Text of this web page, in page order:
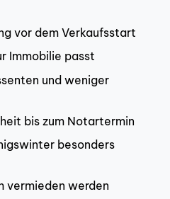
vor dem Verkaufsstart
Immobilie passt
und weniger
bis zum Notartermin
besonders
vermieden werden